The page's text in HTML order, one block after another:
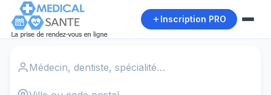
Inscription PRO
Autour de moi